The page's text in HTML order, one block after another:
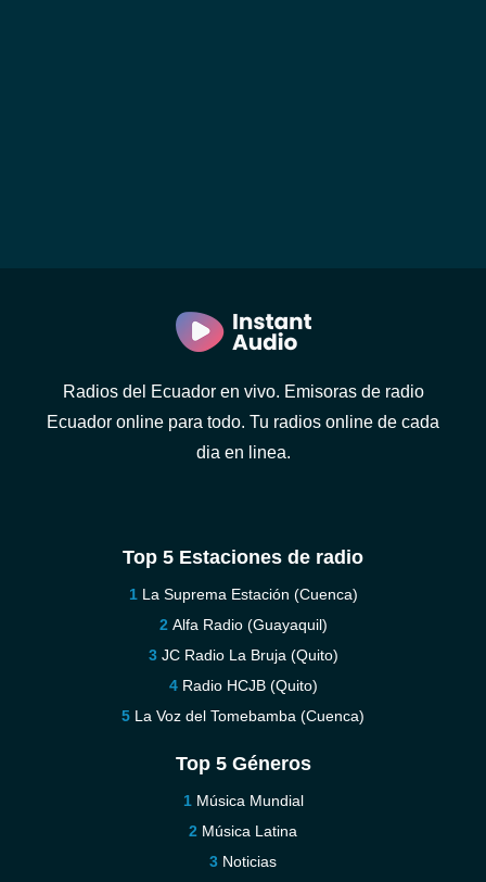
Radios del Ecuador en vivo. Emisoras de radio
Ecuador online para todo. Tu radios online de cada
dia en linea.
Top 5 Estaciones de radio
La Suprema Estación (Cuenca)
Alfa Radio (Guayaquil)
JC Radio La Bruja (Quito)
Radio HCJB (Quito)
La Voz del Tomebamba (Cuenca)
Top 5 Géneros
Música Mundial
Música Latina
Noticias